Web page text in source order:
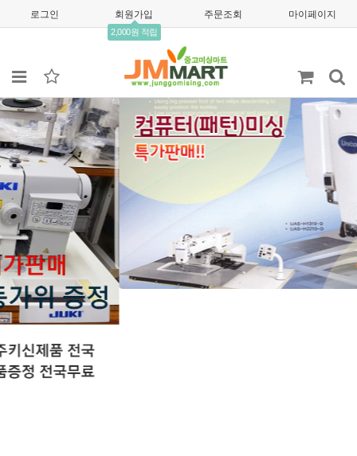
로그인 회원가입
2,000원 적립
주문조회 마이페이지